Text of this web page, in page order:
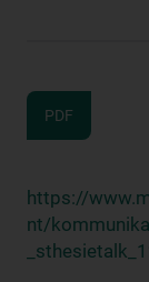
PDF
https://
nt/